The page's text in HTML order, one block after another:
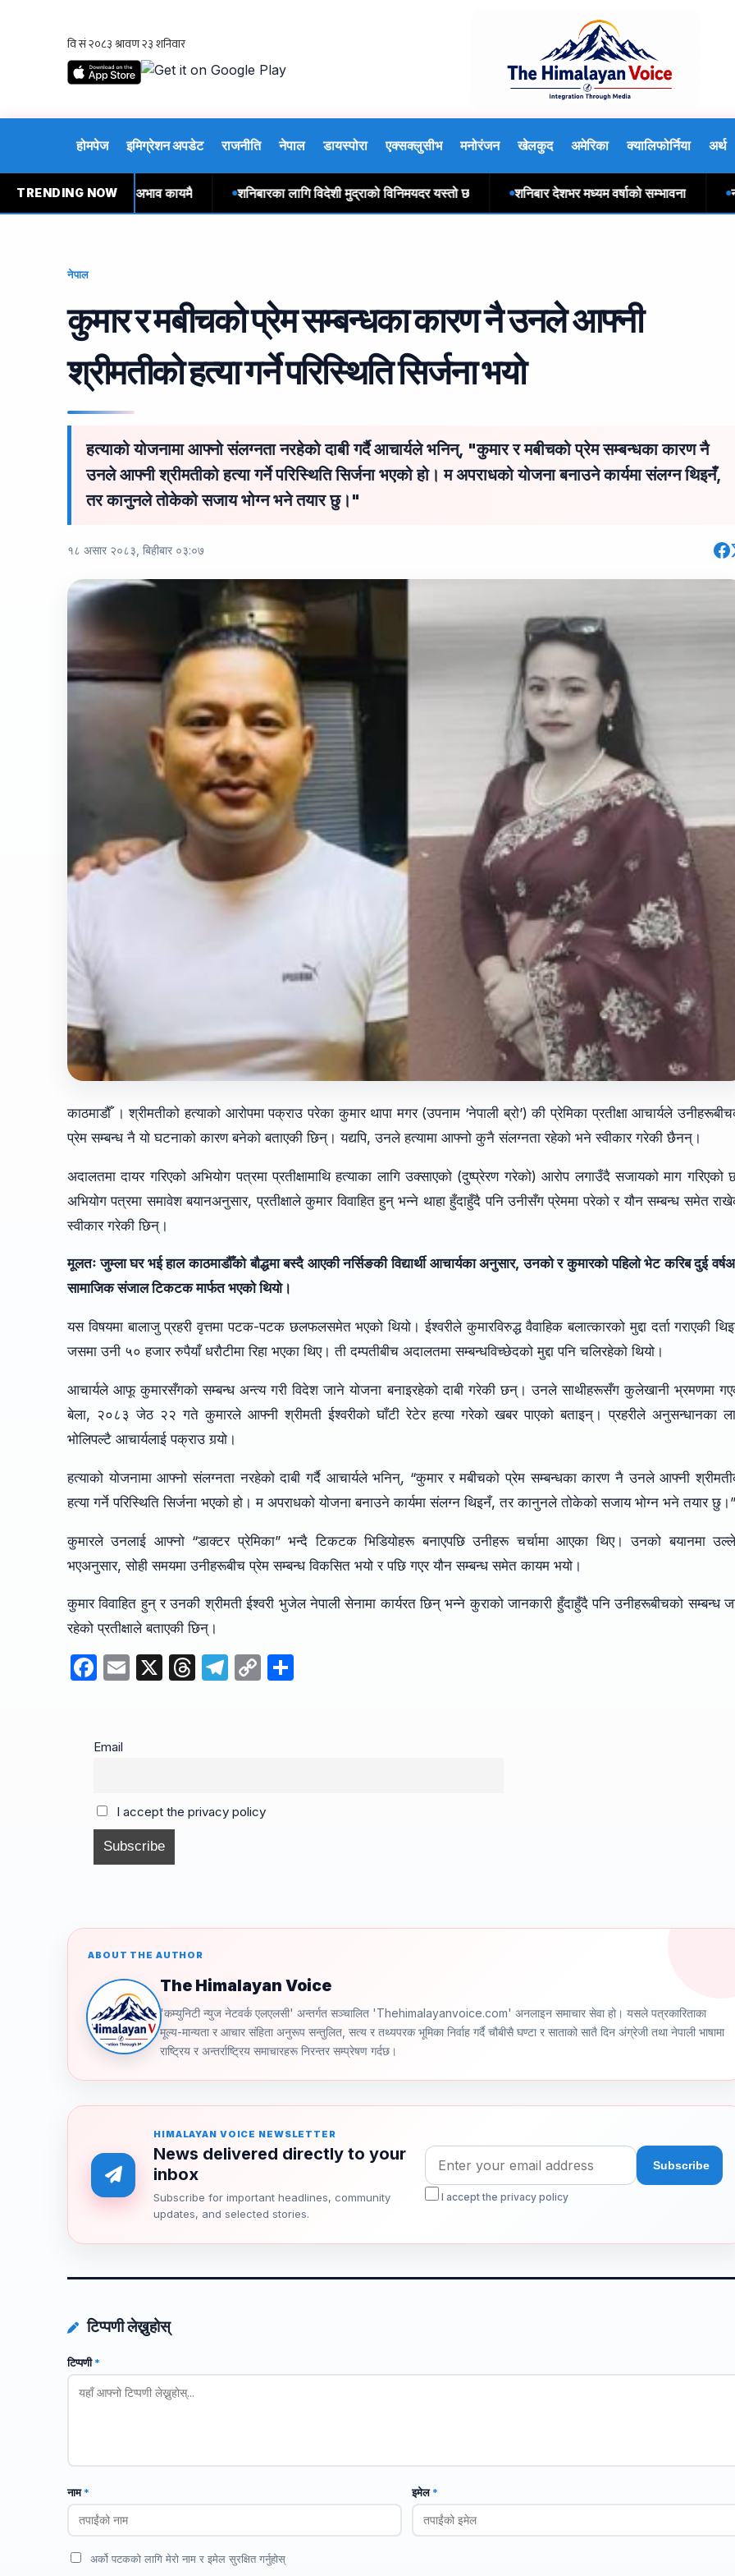
होमपेज इमिग्रेशन अपडेट राजनीति नेपाल डायस्पोरा एक्सक्लुसीभ मनोरंजन खेलकुद अमेरिका क्यालिफोर्निया अर्थ
TRENDING NOW
वितरण : सुर्खेतमा अभाव कायमै शनिबारका लागि विदेशी मुद्राको विनिमयदर यस्तो छ शनिबार देशभर मध्यम वर्षाको सम्भावना
नेपाल
कुमार र मबीचको प्रेम सम्बन्धका कारण नै उनले आफ्नी
श्रीमतीको हत्या गर्ने परिस्थिति सिर्जना भयो
हत्याको योजनामा ​​आफ्नो संलग्नता नरहेको दाबी गर्दै आचार्यले भनिन्, "कुमार र मबीचको प्रेम सम्बन्धका कारण नै
उनले आफ्नी श्रीमतीको हत्या गर्ने परिस्थिति सिर्जना भएको हो। म अपराधको योजना बनाउने कार्यमा संलग्न थिइनँ,
तर कानुनले तोकेको सजाय भोग्न भने तयार छु।"
१८ असार २०८३, बिहीबार ०३:०७
काठमाडौँ । श्रीमतीको हत्याको आरोपमा पक्राउ परेका कुमार थापा मगर (उपनाम ‘नेपाली ब्रो’) की प्रेमिका प्रतीक्षा आचार्यले
प्रेम सम्बन्ध नै यो घटनाको कारण बनेको बताएकी छिन्। यद्यपि, उनले हत्यामा आफ्नो कुनै संलग्नता रहेको भने स्वीकार गरेकी छैनन्।
अदालतमा दायर गरिएको अभियोग पत्रमा प्रतीक्षामाथि हत्याका लागि उक्साएको (दुष्प्रेरण गरेको) आरोप लगाउँदै सजायको माग गरिएको
अभियोग पत्रमा समावेश बयानअनुसार, प्रतीक्षाले कुमार विवाहित हुन् भन्ने थाहा हुँदाहुँदै पनि उनीसँग प्रेममा परेको र यौन सम्बन्ध समेत
स्वीकार गरेकी छिन्।
मूलतः जुम्ला घर भई हाल काठमाडौँको बौद्धमा बस्दै आएकी नर्सिङकी विद्यार्थी आचार्यका अनुसार, उनको र कुमारको पहिलो भेट करिब दुई
सामाजिक संजाल टिकटक मार्फत भएको थियो।
यस विषयमा बालाजु प्रहरी वृत्तमा पटक-पटक छलफलसमेत भएको थियो। ईश्वरीले कुमारविरुद्ध वैवाहिक बलात्कारको मुद्दा दर्ता गराएकी
जसमा उनी ५० हजार रुपैयाँ धरौटीमा रिहा भएका थिए। ती दम्पतीबीच अदालतमा सम्बन्धविच्छेदको मुद्दा पनि चलिरहेको थियो।
आचार्यले आफू कुमारसँगको सम्बन्ध अन्त्य गरी विदेश जाने योजना बनाइरहेको दाबी गरेकी छन्। उनले साथीहरूसँग कुलेखानी भ्रमणमा
बेला, २०८३ जेठ २२ गते कुमारले आफ्नी श्रीमती ईश्वरीको घाँटी रेटेर हत्या गरेको खबर पाएको बताइन्। प्रहरीले अनुसन्धानका
भोलिपल्टै आचार्यलाई पक्राउ गर्‍यो।
हत्याको योजनामा ​​आफ्नो संलग्नता नरहेको दाबी गर्दै आचार्यले भनिन्, “कुमार र मबीचको प्रेम सम्बन्धका कारण नै उनले आफ्नी
हत्या गर्ने परिस्थिति सिर्जना भएको हो। म अपराधको योजना बनाउने कार्यमा संलग्न थिइनँ, तर कानुनले तोकेको सजाय भोग्न भने तयार छु।”
कुमारले उनलाई आफ्नो “डाक्टर प्रेमिका” भन्दै टिकटक भिडियोहरू बनाएपछि उनीहरू चर्चामा आएका थिए। उनको बयानमा
भएअनुसार, सोही समयमा उनीहरूबीच प्रेम सम्बन्ध विकसित भयो र पछि गएर यौन सम्बन्ध समेत कायम भयो।
कुमार विवाहित हुन् र उनकी श्रीमती ईश्वरी भुजेल नेपाली सेनामा कार्यरत छिन् भन्ने कुराको जानकारी हुँदाहुँदै पनि उनीहरूबीचको सम्बन्ध
रहेको प्रतीक्षाले बताएकी छिन्।
F
e
o
o
k
E
X
T
s
T
m
C
k
Email
I accept the privacy policy
ABOUT THE AUTHOR
The Himalayan Voice
'कम्युनिटी न्युज नेटवर्क एलएलसी' अन्तर्गत सञ्चालित 'Thehimalayanvoice.com' अनलाइन समाचार सेवा हो। यसले पत्रकारिताका
मूल्य-मान्यता र आचार संहिता अनुरूप सन्तुलित, सत्य र तथ्यपरक भूमिका निर्वाह गर्दै चौबीसै घण्टा र साताको सातै दिन अंग्रेजी तथा नेपाली भाषामा
राष्ट्रिय र अन्तर्राष्ट्रिय समाचारहरू निरन्तर सम्प्रेषण गर्दछ।
HIMALAYAN VOICE NEWSLETTER
News delivered directly to your
inbox
Subscribe for important headlines, community
updates, and selected stories.
I accept the privacy policy
टिप्पणी लेख्नुहोस्
टिप्पणी*
नाम* इमेल*
अर्को पटकको लागि मेरो नाम र इमेल सुरक्षित गर्नुहोस्